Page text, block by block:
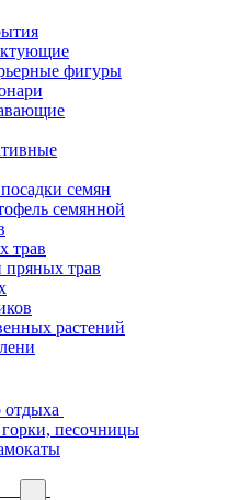
фигуры
семян
семянной
трав
пряных трав
растений
отдыха
горки, песочницы